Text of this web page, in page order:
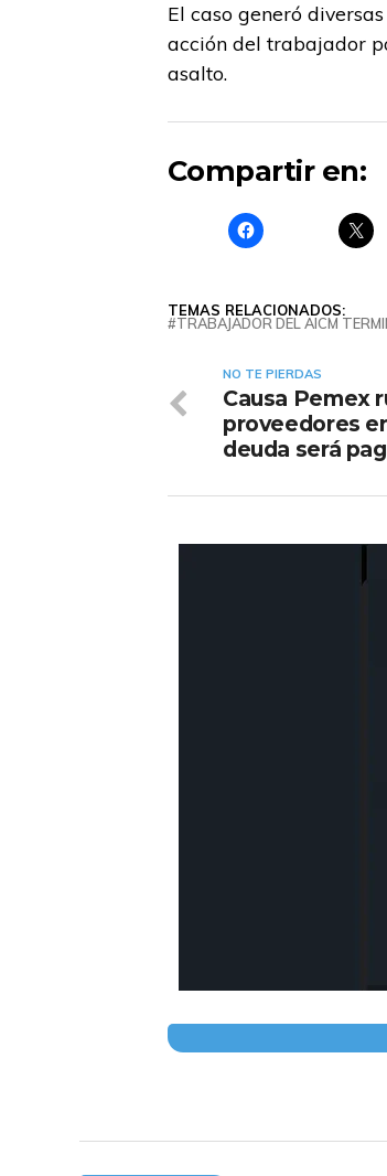
El caso generó
acción del trabajador
asalto.
Compartir en:
TEMAS RELACIONADOS:
TRABAJADOR DEL AICM
NO TE PIERDAS
Causa Pemex
proveedores
deuda será